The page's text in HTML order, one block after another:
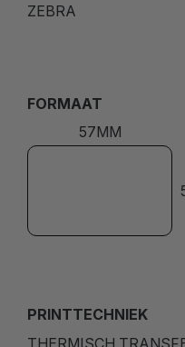
ZEBRA
FORMAAT
57MM
PRINTTECHNIEK
THERMISCH